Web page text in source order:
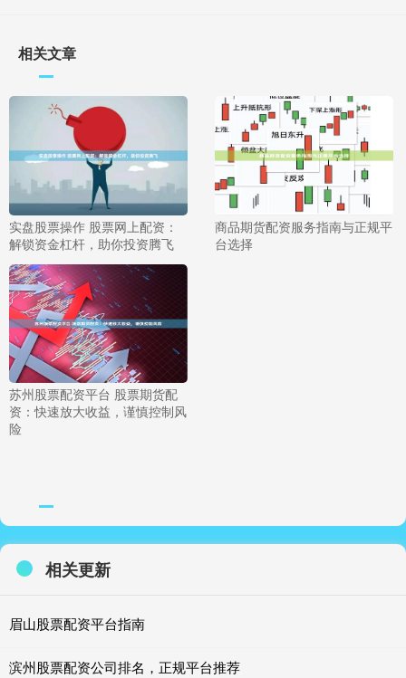
相关文章
实盘股票操作 股票网上配资：
解锁资金杠杆，助你投资腾飞
商品期货配资服务指南与正规平
台选择
苏州股票配资平台 股票期货配
资：快速放大收益，谨慎控制风
险
相关更新
眉山股票配资平台指南
滨州股票配资公司排名，正规平台推荐